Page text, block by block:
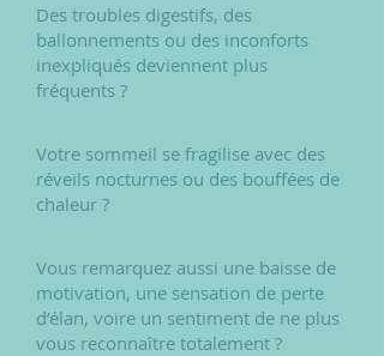
Des troubles digestifs, des
ballonnements ou des inconforts
inexpliqués deviennent plus
fréquents ?
Votre sommeil se fragilise avec des
réveils nocturnes ou des bouffées de
chaleur ?
Vous remarquez aussi une baisse de
motivation, une sensation de perte
d’élan, voire un sentiment de ne plus
vous reconnaître totalement ?